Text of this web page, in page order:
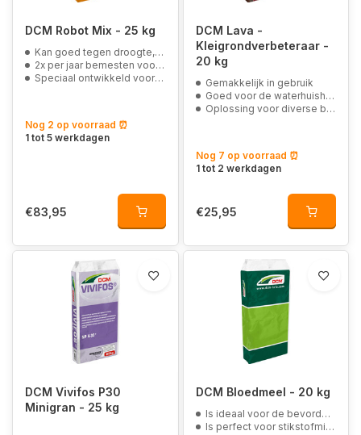
DCM Robot Mix - 25 kg
Kan goed tegen droogte, vorst en betreding
2x per jaar bemesten voor minder vilt in de grasmat
Speciaal ontwikkeld voor gazons met een robotmaaier of mulchmaaier
Nog 2 op voorraad ⏰
1 tot 5 werkdagen
€83,95
DCM Lava -
Kleigrondverbeteraar -
20 kg
Gemakkelijk in gebruik
Goed voor de waterhuishouding
Oplossing voor diverse bodemproblemen
Nog 7 op voorraad ⏰
1 tot 2 werkdagen
€25,95
DCM Vivifos P30
Minigran - 25 kg
DCM Bloedmeel - 20 kg
Is ideaal voor de bevordering van bladgroei bij groenten, sierplanten en gazons
Is perfect voor stikstofminnende planten